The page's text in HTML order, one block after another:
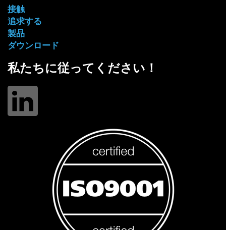
接触
追求する
製品
ダウンロード
私たちに従ってください！